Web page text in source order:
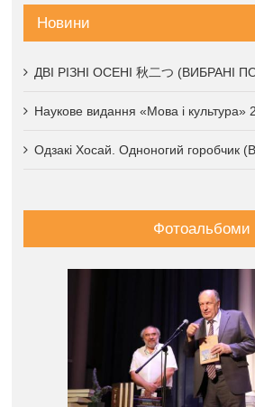
Новини
ДВІ РІЗНІ ОСЕНІ 秋二つ (ВИБРАНІ
Наукове видання «Мова і культура»
Одзакі Хосай. Одноногий горобчик
Фотоальбоми